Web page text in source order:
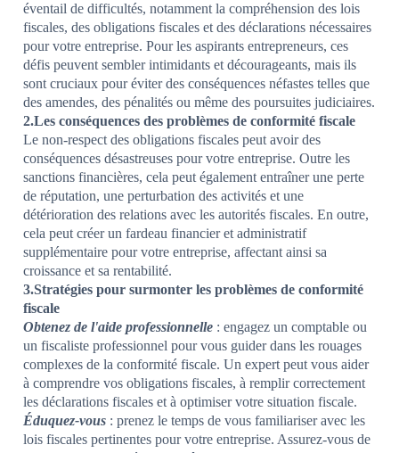
éventail de difficultés, notamment la compréhension des lois
fiscales, des obligations fiscales et des déclarations nécessaires
pour votre entreprise. Pour les aspirants entrepreneurs, ces
défis peuvent sembler intimidants et décourageants, mais ils
sont cruciaux pour éviter des conséquences néfastes telles que
des amendes, des pénalités ou même des poursuites judiciaires.
2.Les conséquences des problèmes de conformité fiscale
Le non-respect des obligations fiscales peut avoir des
conséquences désastreuses pour votre entreprise. Outre les
sanctions financières, cela peut également entraîner une perte
de réputation, une perturbation des activités et une
détérioration des relations avec les autorités fiscales. En outre,
cela peut créer un fardeau financier et administratif
supplémentaire pour votre entreprise, affectant ainsi sa
croissance et sa rentabilité.
3.Stratégies pour surmonter les problèmes de conformité
fiscale
Obtenez de l'aide professionnelle : engagez un comptable ou
un fiscaliste professionnel pour vous guider dans les rouages
complexes de la conformité fiscale. Un expert peut vous aider
à comprendre vos obligations fiscales, à remplir correctement
les déclarations fiscales et à optimiser votre situation fiscale.
Éduquez-vous : prenez le temps de vous familiariser avec les
lois fiscales pertinentes pour votre entreprise. Assurez-vous de